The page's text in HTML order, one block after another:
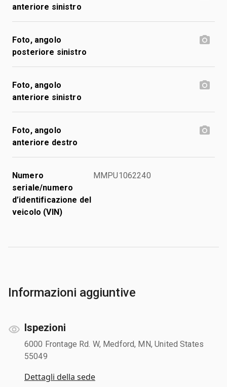
anteriore sinistro
Foto, angolo
posteriore sinistro
Foto, angolo
anteriore sinistro
Foto, angolo
anteriore destro
Numero
seriale/numero
d’identificazione del
veicolo (VIN)
MMPU1062240
Informazioni aggiuntive
Ispezioni
6000 Frontage Rd. W, Medford, MN, United States
55049
Dettagli della sede